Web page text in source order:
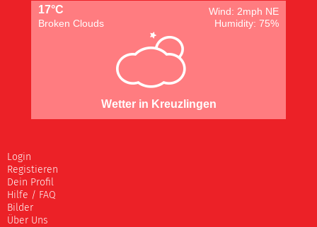
17°C
Wind: 2mph NE
Broken Clouds
Humidity: 75%
Wetter in Kreuzlingen
Login
Registieren
Dein Profil
Hilfe / FAQ
Bilder
Über Uns